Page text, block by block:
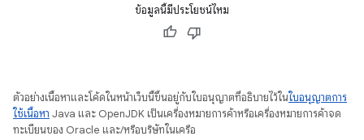
ข้อมูลนี้มีประโยชน์ไหม
ตัวอย่างเนื้อหาและโค้ดในหน้าเว็บนี้ขึ้นอยู่กับใบอนุญาตที่อธิบายไว้ในใบอนุญาตการ
ใช้เนื้อหา Java และ OpenJDK เป็นเครื่องหมายการค้าหรือเครื่องหมายการค้าจด
ทะเบียนของ Oracle และ/หรือบริษัทในเครือ